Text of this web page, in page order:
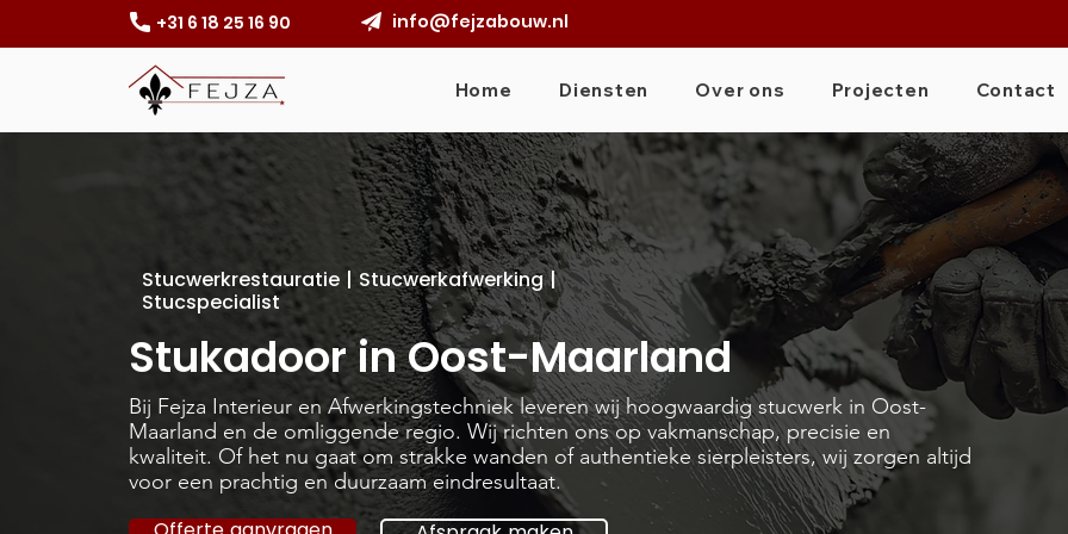
+31 6 18 25 16 90 info@fejzabouw.nl
Home Diensten Over ons Projecten Contact
Stucwerkrestauratie | Stucwerkafwerking |
Stucspecialist
Stukadoor in Oost-Maarland
Bij Fejza Interieur en Afwerkingstechniek leveren wij hoogwaardig stucwerk in Oost-
Maarland en de omliggende regio. Wij richten ons op vakmanschap, precisie en
kwaliteit. Of het nu gaat om strakke wanden of authentieke sierpleisters, wij zorgen altijd
voor een prachtig en duurzaam eindresultaat.